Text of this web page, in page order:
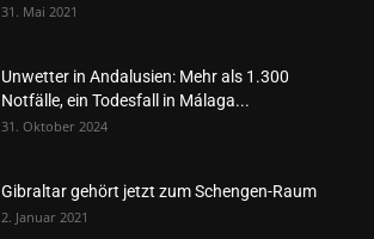
31. Mai 2021
Unwetter in Andalusien: Mehr als 1.300
Notfälle, ein Todesfall in Málaga...
31. Oktober 2024
Gibraltar gehört jetzt zum Schengen-Raum
2. Januar 2021